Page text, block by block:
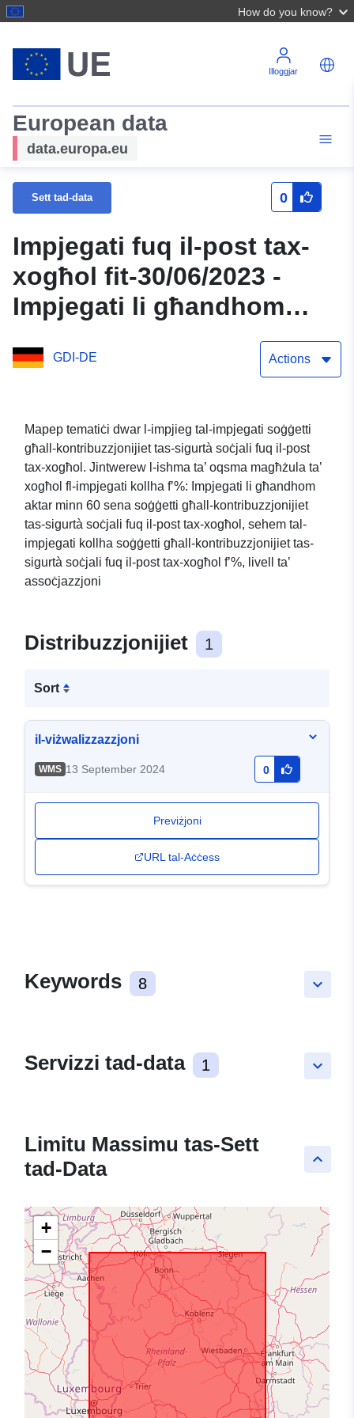
How do you know?
Illoggjar
European data
data.europa.eu
Sett tad-data 0
Impjegati fuq il-post tax-
xogħol fit-30/06/2023 -
Impjegati li għandhom
soġġetti għal
sigurtà soċjali fuq il-post
tax-xogħol, % tal-impjegati
kollha soġġetti għal
kontribuzzjonijiet tas-
sigurtà soċjali fuq il-post
tax-xogħol
GDI-DE Actions
Mapep tematiċi dwar l-impjieg tal-impjegati soġġetti
għall-kontribuzzjonijiet tas-sigurtà soċjali fuq il-post
tax-xogħol. Jintwerew l-ishma ta’ oqsma magħżula ta’
xogħol fl-impjegati kollha f’%: Impjegati li għandhom
aktar minn 60 sena soġġetti għall-kontribuzzjonijiet
tas-sigurtà soċjali fuq il-post tax-xogħol, sehem tal-
impjegati kollha soġġetti għall-kontribuzzjonijiet tas-
sigurtà soċjali fuq il-post tax-xogħol f’%, livell ta’
assoċjazzjoni
Distribuzzjonijiet 1
Sort
il-viżwalizzazzjoni
WMS 13 September 2024 0
Previżjoni
URL tal-Aċċess
keyboard_arrow_down
Keywords 8
keyboard_arrow_down
Servizzi tad-data 1
keyboard_arrow_up
Limitu Massimu tas-Sett
tad-Data
+
−